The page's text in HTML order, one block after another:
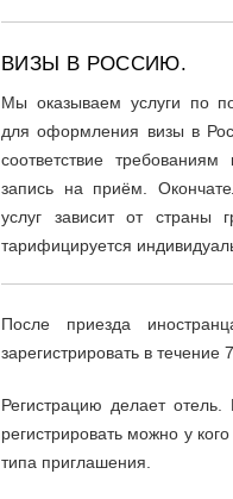
ВИЗЫ В РОССИЮ.
Мы оказываем услуги по
для оформления визы в
соответствие требованиям
запись на приём.
услуг зависит от страны
тарифицируется
После приезда
зарегистрировать в
Регистрацию делает
регистрировать можно у
типа приглашения.